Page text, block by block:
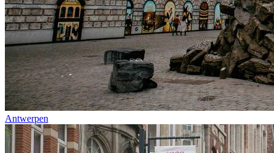
Antwerpen